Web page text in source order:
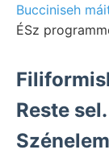
Bucciniseh
ÉSz
Reste